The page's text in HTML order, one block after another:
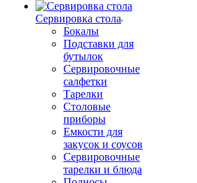
Сервировка стола
Бокалы
Подставки для
бутылок
Сервировочные
салфетки
Тарелки
Столовые
приборы
Емкости для
закусок и соусов
Сервировочные
тарелки и блюда